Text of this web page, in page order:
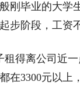
毕业的大学
步阶段，工资
得离公司近一
在3300元以上